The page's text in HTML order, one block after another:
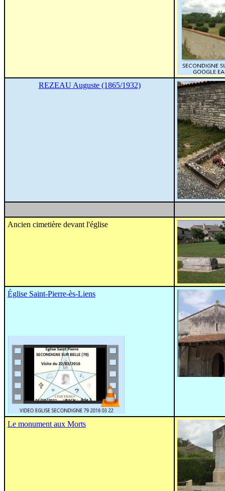
REZEAU Auguste (1865/1932)
Ancien cimetière devant l'église
Église Saint-Pierre-ès-Liens
Le monument aux Morts